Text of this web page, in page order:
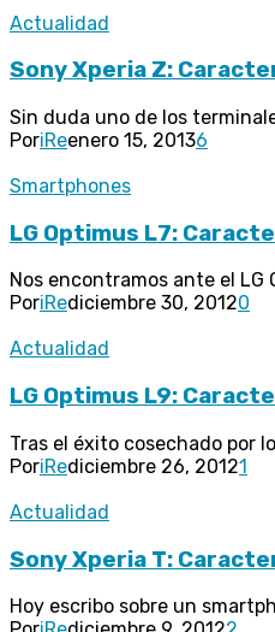
Actualidad
Sony Xperia Z:
Sin duda uno de los
PoriReenero 15, 20136
Smartphones
LG Optimus L7:
Nos encontramos ante el
PoriRediciembre 30, 20120
Actualidad
LG Optimus L9:
Tras el éxito cosechado por
PoriRediciembre 26, 20121
Actualidad
Sony Xperia T:
Hoy escribo sobre un